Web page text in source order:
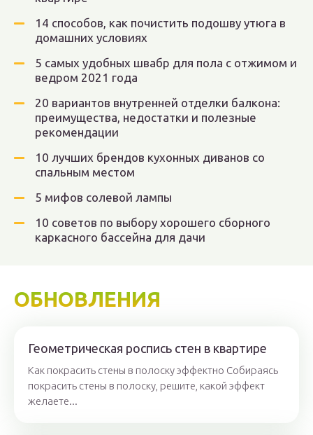
14 способов, как почистить подошву утюга в
домашних условиях
5 самых удобных швабр для пола с отжимом и
ведром 2021 года
20 вариантов внутренней отделки балкона:
преимущества, недостатки и полезные
рекомендации
10 лучших брендов кухонных диванов со
спальным местом
5 мифов солевой лампы
10 советов по выбору хорошего сборного
каркасного бассейна для дачи
ОБНОВЛЕНИЯ
Геометрическая роспись стен в квартире
Как покрасить стены в полоску эффектно Собираясь
покрасить стены в полоску, решите, какой эффект
желаете...